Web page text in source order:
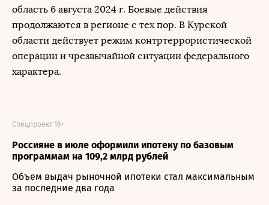
область 6 августа 2024 г. Боевые действия
продолжаются в регионе с тех пор. В Курской
области действует режим контртеррористической
операции и чрезвычайной ситуации федерального
характера.
Россияне в июле оформили ипотеку по базовым
программам на 109,2 млрд рублей
Спецпроект 16+
Объем выдач рыночной ипотеки стал максимальным
за последние два года